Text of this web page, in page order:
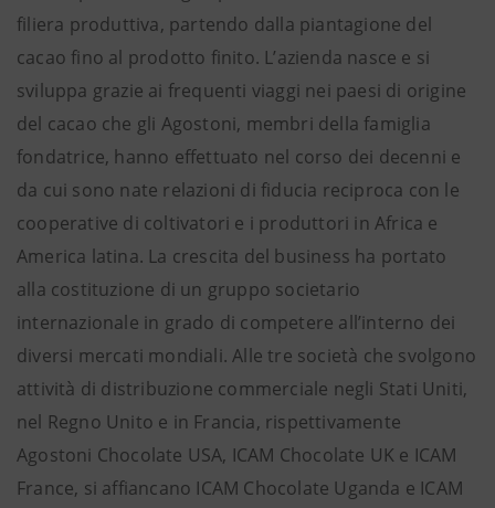
filiera produttiva, partendo dalla piantagione del
cacao fino al prodotto finito. L’azienda nasce e si
sviluppa grazie ai frequenti viaggi nei paesi di origine
del cacao che gli Agostoni, membri della famiglia
fondatrice, hanno effettuato nel corso dei decenni e
da cui sono nate relazioni di fiducia reciproca con le
cooperative di coltivatori e i produttori in Africa e
America latina. La crescita del business ha portato
alla costituzione di un gruppo societario
internazionale in grado di competere all’interno dei
diversi mercati mondiali. Alle tre società che svolgono
attività di distribuzione commerciale negli Stati Uniti,
nel Regno Unito e in Francia, rispettivamente
Agostoni Chocolate USA, ICAM Chocolate UK e ICAM
France, si affiancano ICAM Chocolate Uganda e ICAM